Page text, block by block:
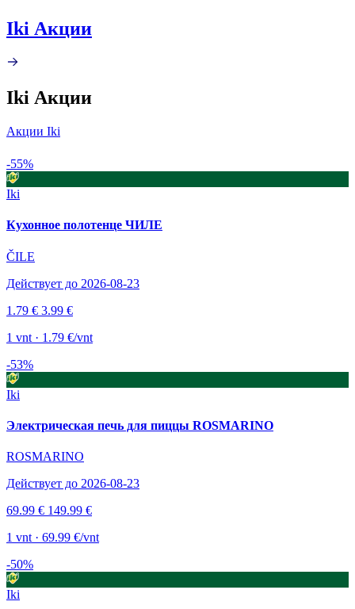
Iki Акции
Iki Акции
Акции Iki
-55%
Iki
Кухонное полотенце ЧИЛЕ
ČILE
Действует до 2026-08-23
1.79 € 3.99 €
1 vnt · 1.79 €/vnt
-53%
Iki
Электрическая печь для пиццы ROSMARINO
ROSMARINO
Действует до 2026-08-23
69.99 € 149.99 €
1 vnt · 69.99 €/vnt
-50%
Iki